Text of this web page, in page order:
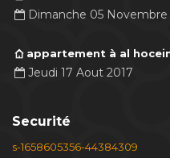
Dimanche 05 Novembre
appartement à al
Jeudi 17 Aout 2017
Securité
s-1658605356-44384309